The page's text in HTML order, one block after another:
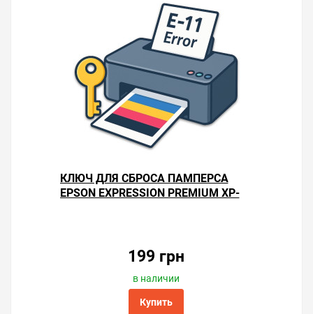
КЛЮЧ ДЛЯ СБРОСА ПАМПЕРСА
EPSON EXPRESSION PREMIUM XP-
199 грн
в наличии
Купить